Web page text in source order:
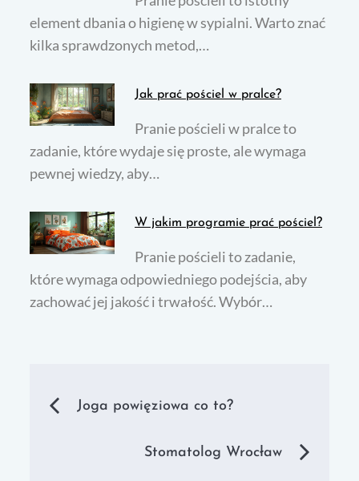
element dbania o higienę w sypialni. Warto znać
kilka sprawdzonych metod,…
Jak prać pościel w pralce?
Pranie pościeli w pralce to
zadanie, które wydaje się proste, ale wymaga
pewnej wiedzy, aby…
W jakim programie prać pościel?
Pranie pościeli to zadanie,
które wymaga odpowiedniego podejścia, aby
zachować jej jakość i trwałość. Wybór…
Nawigacja
Joga powięziowa co to?
Stomatolog Wrocław